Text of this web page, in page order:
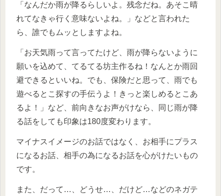
「なんだか雨が降るらしいよ。残念だね。あそこ晴
れてなきゃ行く意味ないよね。」などと言われた
ら、誰でもムッとしますよね。
「お天気雨って言ってたけど、雨が降らないように
願いを込めて、てるてる坊主作るね！なんとか雨回
避できるといいね。でも、保険だと思って、雨でも
遊べるとこ探すの手伝うよ！きっと楽しめるとこあ
るよ！」など、前向きなお声がけなら、同じ雨が降
る話をしても印象は180度変わります。
マイナスイメージのお話ではなく、お相手にプラス
になるお話、相手の為になるお話を心がけたいもの
です。
また、だって…、どうせ…、だけど…などのネガテ